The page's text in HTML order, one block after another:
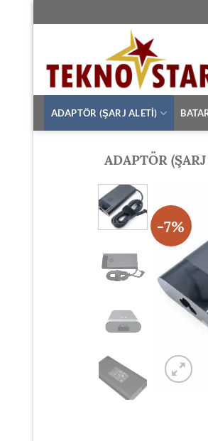
İçeriğe
atla
ADAPTÖR (ŞARJ ALETİ)
ADAPTÖR
-7%